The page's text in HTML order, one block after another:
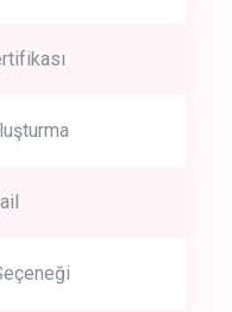
no credit card